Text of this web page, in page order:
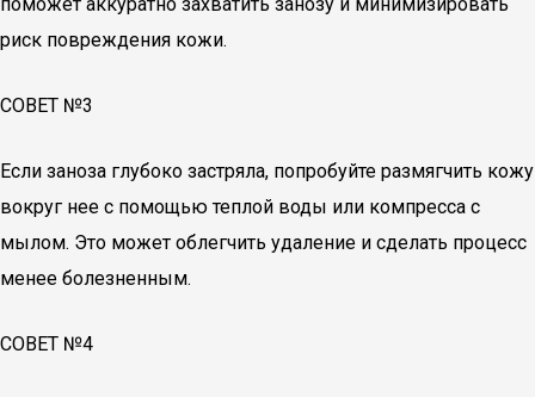
риск повреждения кожи.
СОВЕТ №3
Если заноза глубоко застряла, попробуйте размягчить кожу
вокруг нее с помощью теплой воды или компресса с
мылом. Это может облегчить удаление и сделать процесс
менее болезненным.
СОВЕТ №4